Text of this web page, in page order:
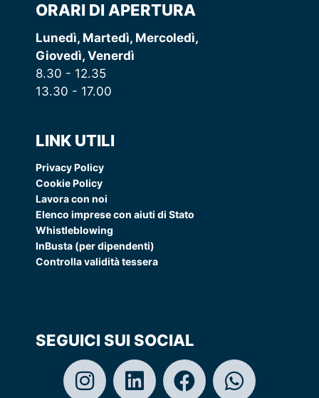
ORARI DI APERTURA
Lunedì, Martedì, Mercoledì,
Giovedì, Venerdì
8.30 - 12.35
13.30 - 17.00
LINK UTILI
Privacy Policy
Cookie Policy
Lavora con noi
Elenco imprese con aiuti di Stato
Whistleblowing
InBusta (per dipendenti)
Controlla validità tessera
SEGUICI SUI SOCIAL